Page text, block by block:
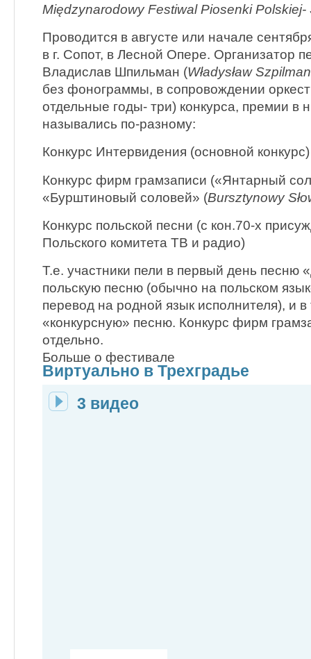
Międzynarodowy Festiwal Piosenki Polskiej-
Проводится в августе или начале
в г. Сопот, в Лесной Опере. Организатор
Владислав Шпильман (Władysław Szpilman
без фонограммы, в сопровождении
отдельные годы- три) конкурса, премии в
назывались по-разному:
Конкурс Интервидения (основной конкурс)
Конкурс фирм грамзаписи («Янтарный
«Бурштиновый соловей» (Bursztynowy
Конкурс польской песни (с кон.70-х
Польского комитета ТВ и радио)
Т.е. участники пели в первый день песню
польскую песню (обычно на польском
перевод на родной язык исполнителя), и в
«конкурсную» песню. Конкурс фирм
отдельно.
Больше о фестивале
Виртуально в Трехградье
3 видео